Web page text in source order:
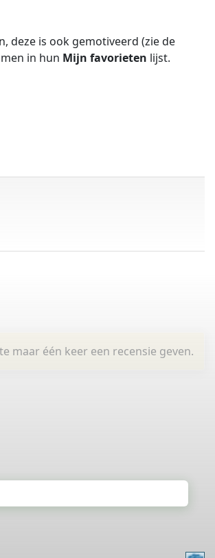
deze is ook gemotiveerd (zie de
in hun Mijn favorieten lijst.
maar één keer een recensie geven.